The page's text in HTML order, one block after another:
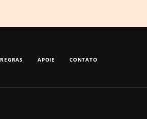
REGRAS APOIE CONTATO